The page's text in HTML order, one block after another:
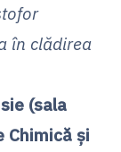
în clădirea
(sala
Chimică și